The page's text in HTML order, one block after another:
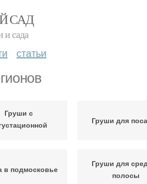
САД
и сада
статьи
Груши с
Груши для
в подмосковье
Груши для
полосы